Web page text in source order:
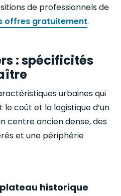
de professionnels de
offres gratuitement.
: spécificités
urbaines qui
coût et la logistique d’un
centre ancien dense, des
et une périphérie
historique